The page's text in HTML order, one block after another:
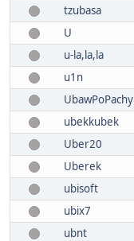
tzubasa
U
u-la,la,la
u1n
UbawPoPachy
ubekkubek
Uber20
Uberek
ubisoft
ubix7
ubnt